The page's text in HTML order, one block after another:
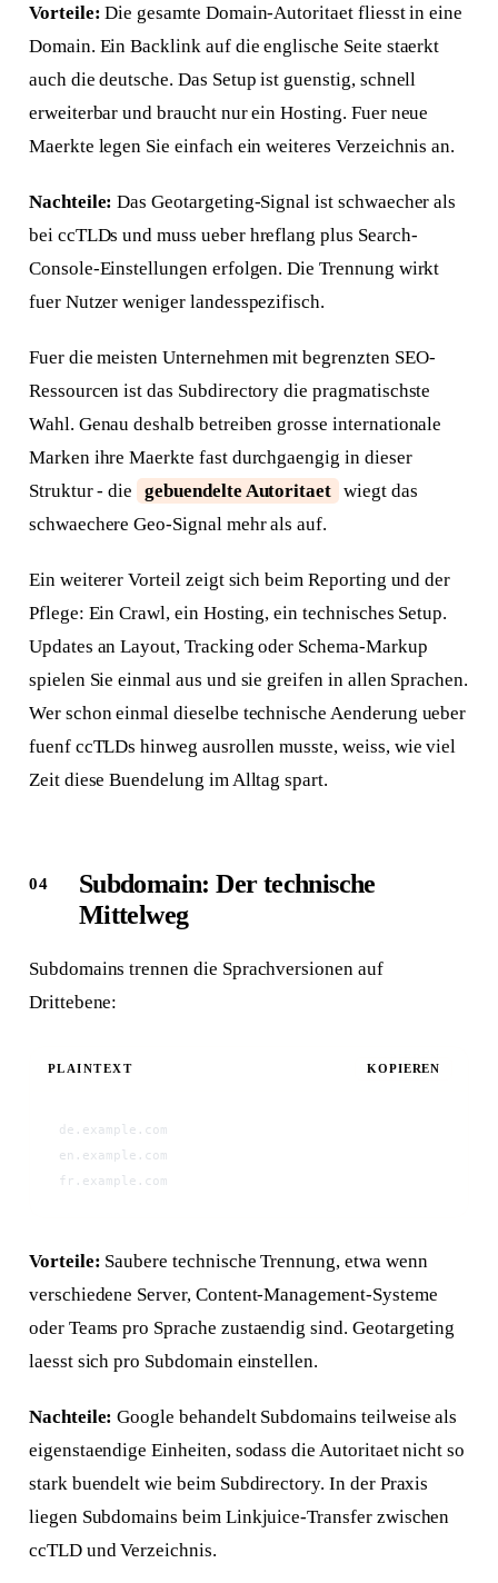
Vorteile: Die gesamte Domain-Autoritaet fliesst in eine
Domain. Ein Backlink auf die englische Seite staerkt
auch die deutsche. Das Setup ist guenstig, schnell
erweiterbar und braucht nur ein Hosting. Fuer neue
Maerkte legen Sie einfach ein weiteres Verzeichnis an.
Nachteile: Das Geotargeting-Signal ist schwaecher als
bei ccTLDs und muss ueber hreflang plus Search-
Console-Einstellungen erfolgen. Die Trennung wirkt
fuer Nutzer weniger landesspezifisch.
Fuer die meisten Unternehmen mit begrenzten SEO-
Ressourcen ist das Subdirectory die pragmatischste
Wahl. Genau deshalb betreiben grosse internationale
Marken ihre Maerkte fast durchgaengig in dieser
Struktur - die
gebuendelte Autoritaet wiegt das
schwaechere Geo-Signal mehr als auf.
Ein weiterer Vorteil zeigt sich beim Reporting und der
Pflege: Ein Crawl, ein Hosting, ein technisches Setup.
Updates an Layout, Tracking oder Schema-Markup
spielen Sie einmal aus und sie greifen in allen Sprachen.
Wer schon einmal dieselbe technische Aenderung ueber
fuenf ccTLDs hinweg ausrollen musste, weiss, wie viel
Zeit diese Buendelung im Alltag spart.
Subdomain: Der technische
Mittelweg
Subdomains trennen die Sprachversionen auf
Drittebene:
PLAINTEXT KOPIEREN
de.example.com
en.example.com
fr.example.com
Vorteile: Saubere technische Trennung, etwa wenn
verschiedene Server, Content-Management-Systeme
oder Teams pro Sprache zustaendig sind. Geotargeting
laesst sich pro Subdomain einstellen.
Nachteile: Google behandelt Subdomains teilweise als
eigenstaendige Einheiten, sodass die Autoritaet nicht so
stark buendelt wie beim Subdirectory. In der Praxis
liegen Subdomains beim Linkjuice-Transfer zwischen
ccTLD und Verzeichnis.